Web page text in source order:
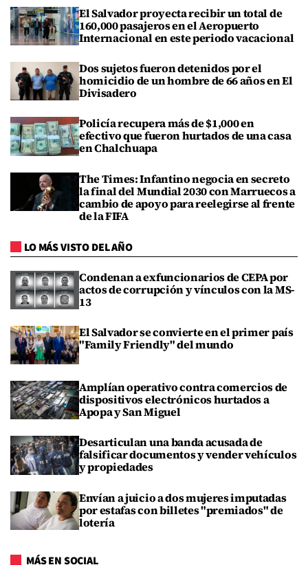
El Salvador proyecta recibir un total de
160,000 pasajeros en el Aeropuerto
Internacional en este periodo vacacional
Dos sujetos fueron detenidos por el
homicidio de un hombre de 66 años en El
Divisadero
Policía recupera más de $1,000 en
efectivo que fueron hurtados de una casa
en Chalchuapa
The Times: Infantino negocia en secreto
la final del Mundial 2030 con Marruecos a
cambio de apoyo para reelegirse al frente
de la FIFA
LO MÁS VISTO DEL AÑO
Condenan a exfuncionarios de CEPA por
actos de corrupción y vínculos con la MS-
13
El Salvador se convierte en el primer país
"Family Friendly" del mundo
Amplían operativo contra comercios de
dispositivos electrónicos hurtados a
Apopa y San Miguel
Desarticulan una banda acusada de
falsificar documentos y vender vehículos
y propiedades
Envían a juicio a dos mujeres imputadas
por estafas con billetes "premiados" de
lotería
MÁS EN SOCIAL